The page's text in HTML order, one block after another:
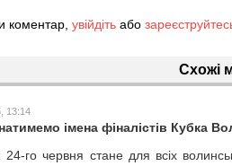
коментар, увійдіть або
Схожі
13:14
імена фіналістів Кубка
24-го червня стане для всіх